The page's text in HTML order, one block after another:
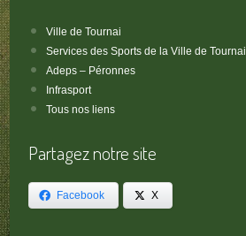
Ville de Tournai
Services des Sports de la Ville de Tournai
Adeps – Péronnes
Infrasport
Tous nos liens
Partagez notre site
Facebook X